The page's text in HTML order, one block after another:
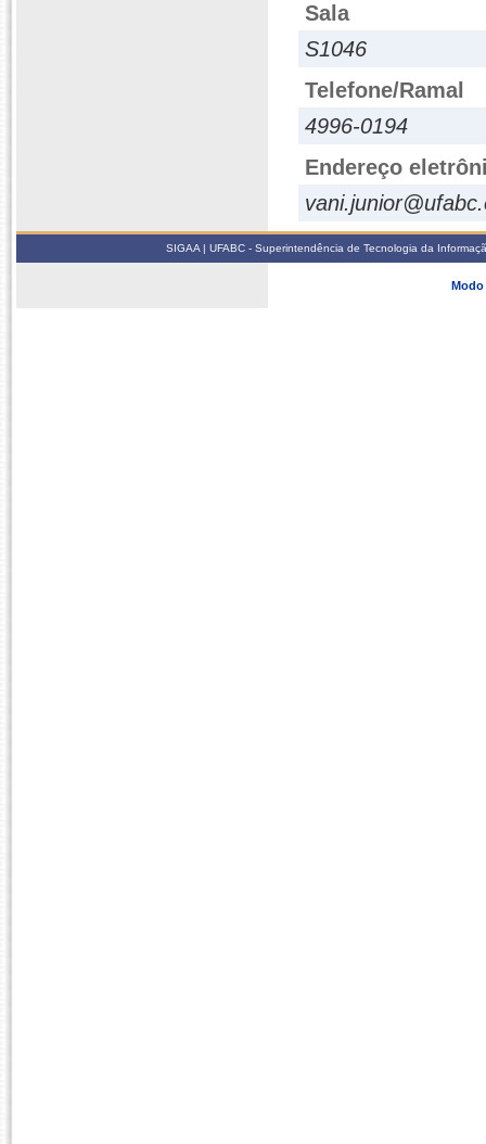
Sala
S1046
Telefone/Ramal
4996-0194
Endereço
SIGAA | UFABC - Superintendência de Tecnologia da
Modo